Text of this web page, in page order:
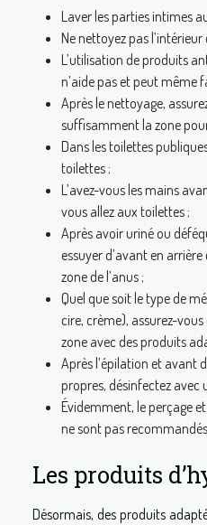
Laver les parties intimes
Ne nettoyez pas l’intérieur
L’utilisation de produits
n’aide pas et peut même
Après le nettoyage,
suffisamment la zone
Dans les toilettes
toilettes ;
L’avez-vous les mains
vous allez aux toilettes ;
Après avoir uriné ou
essuyer d’avant en
zone de l’anus ;
Quel que soit le type de
cire, crème), assurez-
zone avec des produits
Après l’épilation et avant
propres, désinfectez avec
Évidemment, le perçage
ne sont pas recommandés
Les produits
Désormais, des produits